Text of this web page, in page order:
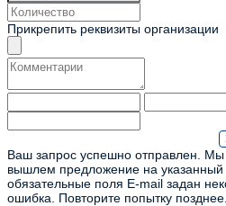
Прикрепить реквизиты организации
Ваш запрос успешно отправлен.
вышлем предложение на указанный
обязательные поля E-mail задан
ошибка. Повторите попытку позднее.